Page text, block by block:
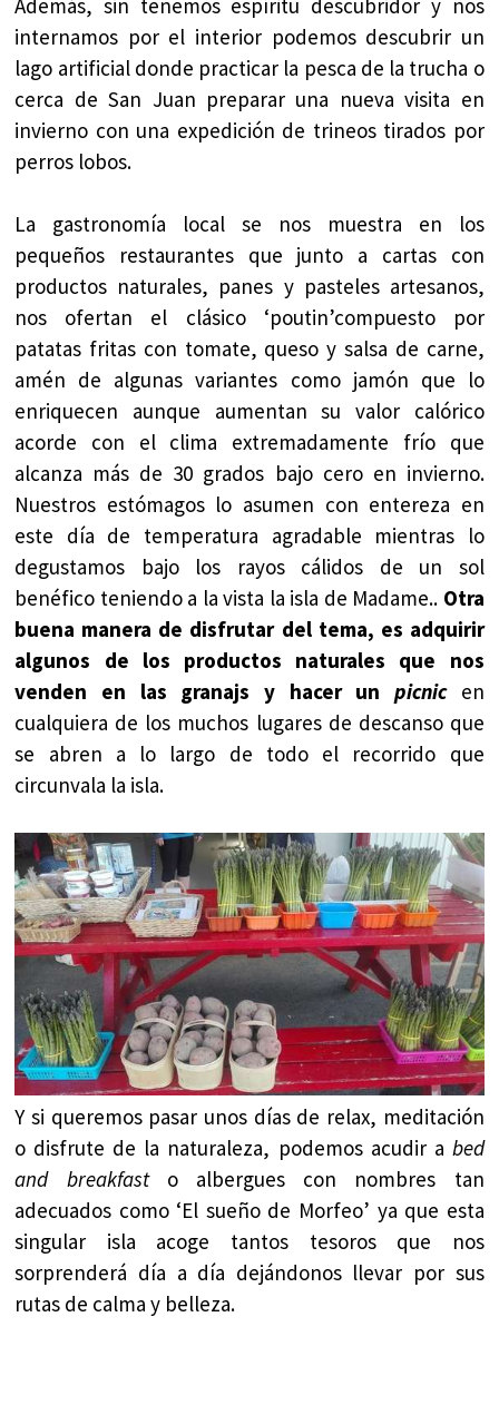
internamos por el interior podemos descubrir un
lago artificial donde practicar la pesca de la trucha o
cerca de San Juan preparar una nueva visita en
invierno con una expedición de trineos tirados por
perros lobos.
La gastronomía local se nos muestra en los
pequeños restaurantes que junto a cartas con
productos naturales, panes y pasteles artesanos,
nos ofertan el clásico ‘poutin’compuesto por
patatas fritas con tomate, queso y salsa de carne,
amén de algunas variantes como jamón que lo
enriquecen aunque aumentan su valor calórico
acorde con el clima extremadamente frío que
alcanza más de 30 grados bajo cero en invierno.
Nuestros estómagos lo asumen con entereza en
este día de temperatura agradable mientras lo
degustamos bajo los rayos cálidos de un sol
benéfico teniendo a la vista la isla de Madame.. Otra
buena manera de disfrutar del tema, es adquirir
algunos de los productos naturales que nos
venden en las granajs y hacer un picnicen
cualquiera de los muchos lugares de descanso que
se abren a lo largo de todo el recorrido que
circunvala la isla.
Y si queremos pasar unos días de relax, meditación
o disfrute de la naturaleza, podemos acudir a bed
and breakfasto albergues con nombres tan
adecuados como ‘El sueño de Morfeo’ ya que esta
singular isla acoge tantos tesoros que nos
sorprenderá día a día dejándonos llevar por sus
rutas de calma y belleza.